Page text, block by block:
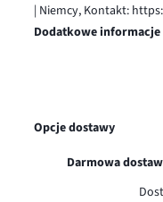
| Niemcy, Kontakt:
Dodatkowe informacje
Opcje dostawy
Darmowa